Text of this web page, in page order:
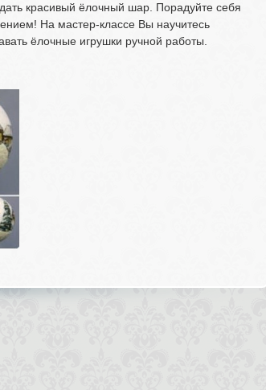
красивый ёлочный шар. Порадуйте себя
На мастер-классе Вы научитесь
ёлочные игрушки ручной работы.